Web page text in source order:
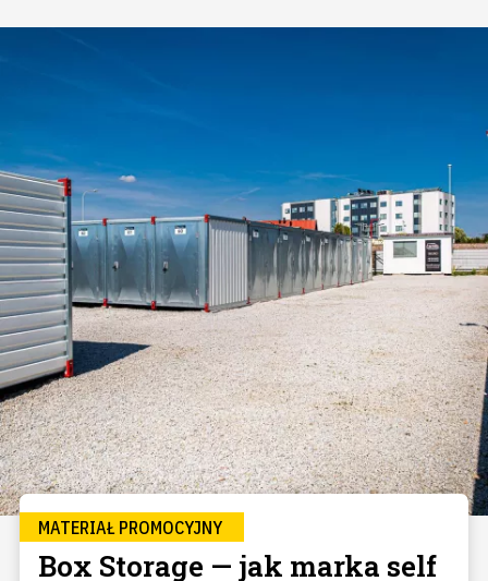
MATERIAŁ PROMOCYJNY
Box Storage — jak marka self